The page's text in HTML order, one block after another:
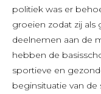
politiek was er
groeien zodat zij
deelnemen aan de
hebben de
sportieve en
beginsituatie van de